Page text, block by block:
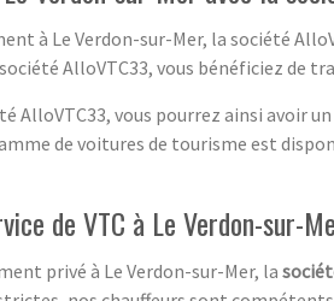
à Le Verdon-sur-Mer, la société
AlloVTC33, vous bénéficiez de
AlloVTC33, vous pourrez ainsi avoir
de voitures de tourisme est
de VTC à Le Verdon-sur-
privé à Le Verdon-sur-Mer, la